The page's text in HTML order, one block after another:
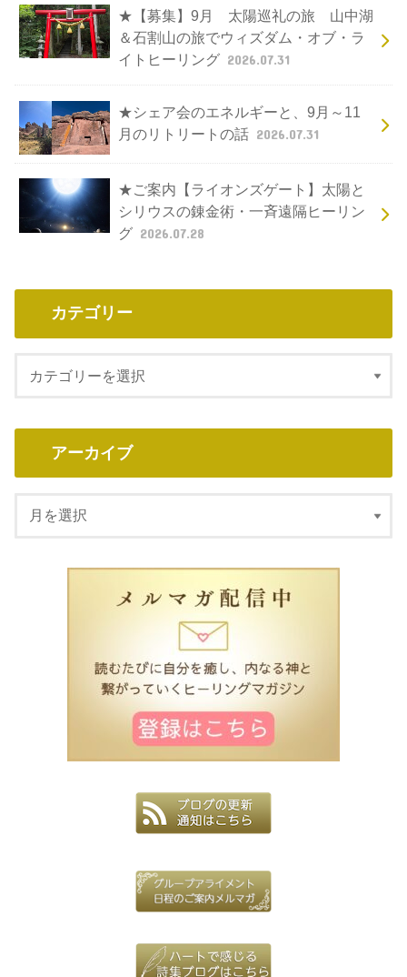
★【募集】9月 太陽巡礼の旅 山中湖
＆石割山の旅でウィズダム・オブ・ラ
イトヒーリング 2026.07.31
★シェア会のエネルギーと、9月～11
月のリトリートの話 2026.07.31
★ご案内【ライオンズゲート】太陽と
シリウスの錬金術・一斉遠隔ヒーリン
グ 2026.07.28
カテゴリー
アーカイブ